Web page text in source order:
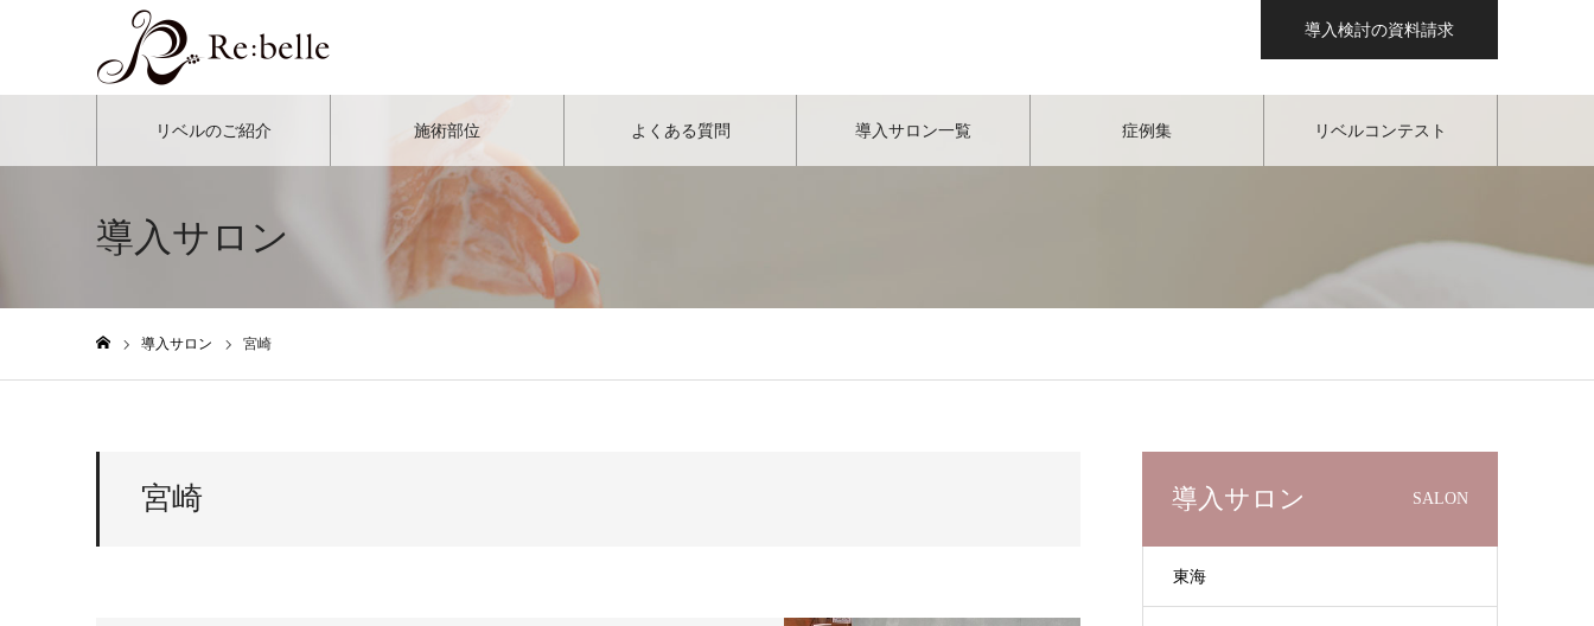
導入検討の資料請求
リベルのご紹介 施術部位 よくある質問 導入サロン一覧 症例集 リベルコンテスト
導入サロン
導入サロン 宮崎
宮崎 導入サロン SALON
東海